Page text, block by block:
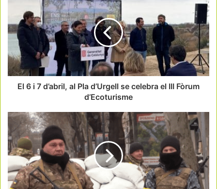
El 6 i 7 d’abril, al Pla d’Urgell se celebra el III Fòrum
d’Ecoturisme